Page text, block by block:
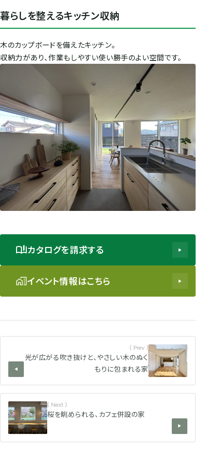
暮らしを整えるキッチン収納
木のカップボードを備えたキッチン。
収納力があり、作業もしやすい使い勝手のよい空間です。
カタログを請求する
イベント情報はこちら
( Prev )
光が広がる吹き抜けと、やさしい木のぬく
もりに包まれる家
( Next )
桜を眺められる、カフェ併設の家